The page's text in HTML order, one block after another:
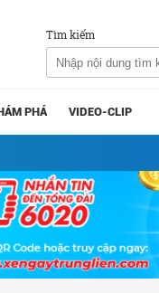
Tìm kiếm
PHÁ VIDEO-CLIP